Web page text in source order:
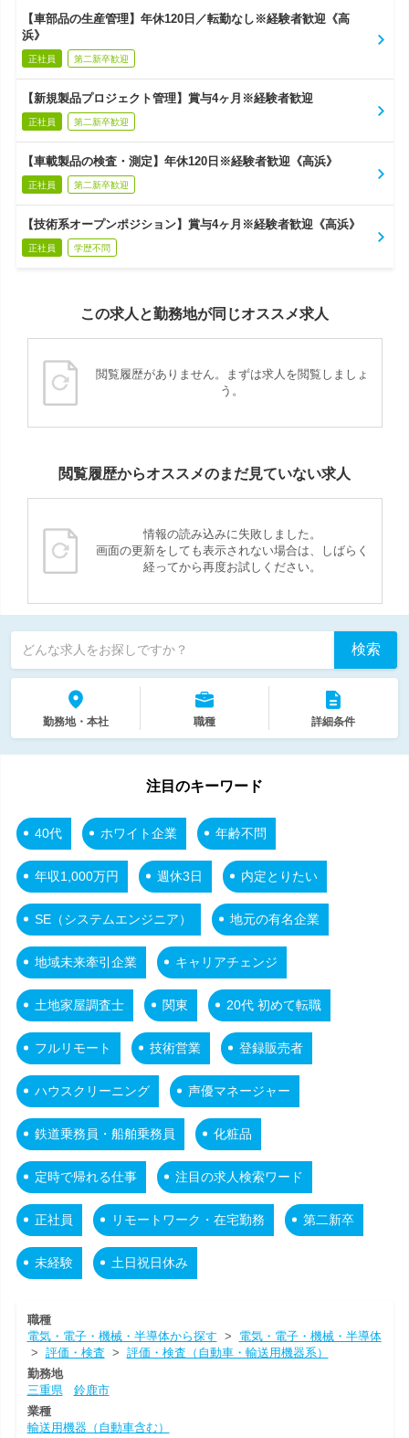
【車部品の生産管理】年休120日／転勤なし※経験者歓迎《高
浜》
正社員 第二新卒歓迎
【新規製品プロジェクト管理】賞与4ヶ月※経験者歓迎
正社員 第二新卒歓迎
【車載製品の検査・測定】年休120日※経験者歓迎《高浜》
正社員 第二新卒歓迎
【技術系オープンポジション】賞与4ヶ月※経験者歓迎《高浜》
正社員 学歴不問
この求人と勤務地が同じオススメ求人
閲覧履歴がありません。まずは求人を閲覧しましょ
う。
閲覧履歴からオススメのまだ見ていない求人
情報の読み込みに失敗しました。
画面の更新をしても表示されない場合は、しばらく
経ってから再度お試しください。
どんな求人をお探しですか？ 検索
勤務地・本社 職種 詳細条件
注目のキーワード
40代 ホワイト企業 年齢不問
年収1,000万円 週休3日 内定とりたい
SE（システムエンジニア） 地元の有名企業
地域未来牽引企業 キャリアチェンジ
土地家屋調査士 関東 20代 初めて転職
フルリモート 技術営業 登録販売者
ハウスクリーニング 声優マネージャー
鉄道乗務員・船舶乗務員 化粧品
定時で帰れる仕事 注目の求人検索ワード
正社員 リモートワーク・在宅勤務 第二新卒
未経験 土日祝日休み
職種
電気・電子・機械・半導体から探す > 電気・電子・機械・半導体
> 評価・検査 > 評価・検査（自動車・輸送用機器系）
勤務地
三重県
鈴鹿市
業種
輸送用機器（自動車含む）